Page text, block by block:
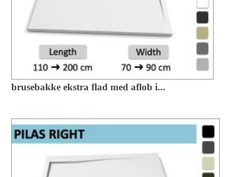
brusebakke ekstra flad med aflob i...